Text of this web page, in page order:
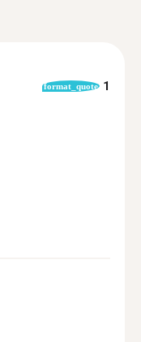
format_quote 1